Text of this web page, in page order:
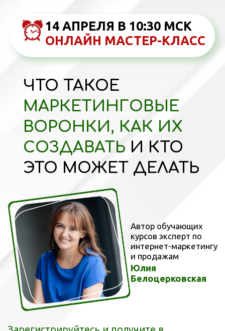
ОНЛАЙН МАСТЕР-КЛАСС
Юлия
Белоцерковская
ЧТО ТАКОЕ
МАРКЕТИНГОВЫЕ
ВОРОНКИ, КАК ИХ
СОЗДАВАТЬ И КТО
ЭТО МОЖЕТ ДЕЛАТЬ
Автор обучающих
курсов эксперт по
интернет-маркетингу
Зарегистрируйтесь и получите в
подарок
запись выступления Зарины Ивантер
"Продающие тексты для
образовательного центра, перед
которым невозможно устоять"
ЗАРЕГИСТРИРОВАТЬСЯ НА
14 АПРЕЛЯ В 10:30 МСК